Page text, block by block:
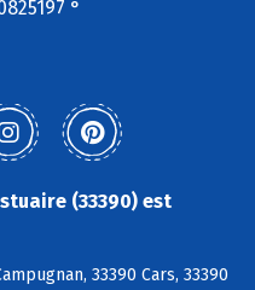
°
(33390) est
33390 Cars, 33390